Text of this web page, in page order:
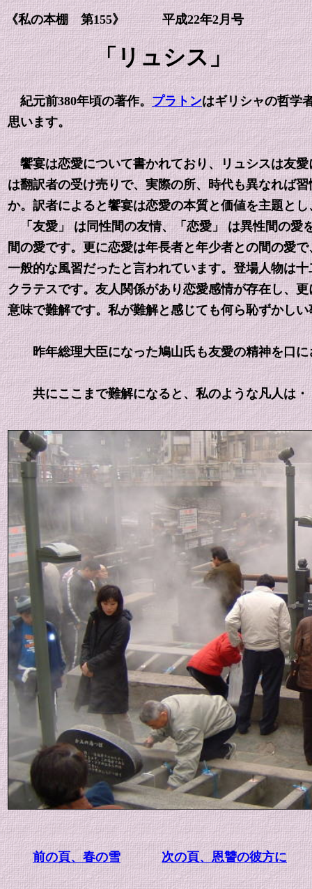
《私の本棚 第155》 平成22年2月号
「リュシス」
紀元前380年頃の著作。プラトンはギリシャの哲学
思います。
饗宴は恋愛について書かれており、リュシスは友愛
は翻訳者の受け売りで、実際の所、時代も異なれ
か。訳者によると饗宴は恋愛の本質と価値を主題と
「友愛」 は同性間の友情、「恋愛」 は異性間の愛
間の愛です。更に恋愛は年長者と年少者との間の愛
一般的な風習だったと言われています。登場人物は
クラテスです。友人関係があり恋愛感情が存在し、
意味で難解です。私が難解と感じても何ら恥ずかし
昨年総理大臣になった鳩山氏も友愛の精神を口に
共にここまで難解になると、私のような凡人は・
前の頁、春の雪 次の頁、恩讐の彼方に